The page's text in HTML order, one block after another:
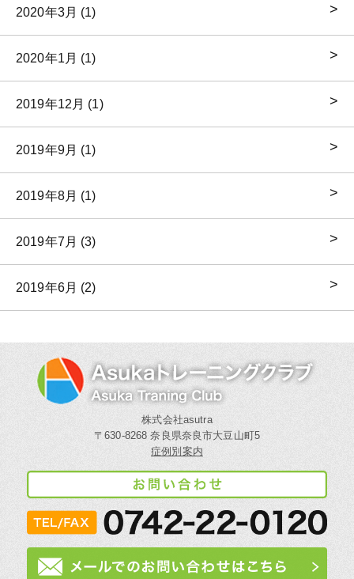
2020年3月 (1)
2020年1月 (1)
2019年12月 (1)
2019年9月 (1)
2019年8月 (1)
2019年7月 (3)
2019年6月 (2)
株式会社asutra
〒630-8268 奈良県奈良市大豆山町5
症例別案内